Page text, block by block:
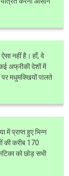
नहीं है। हाँ, वे
अफ्रीकी देशों में
मधुमक्खियों पालते
में प्राप्त हुए भिन्न
की करीब 170
को छोड़ सभी